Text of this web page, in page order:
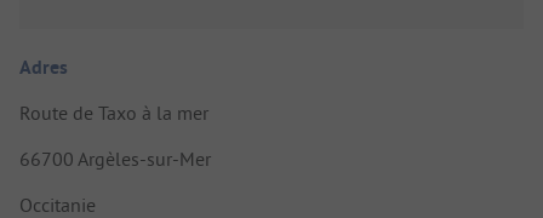
Adres
Route de Taxo à la mer
66700 Argèles-sur-Mer
Occitanie